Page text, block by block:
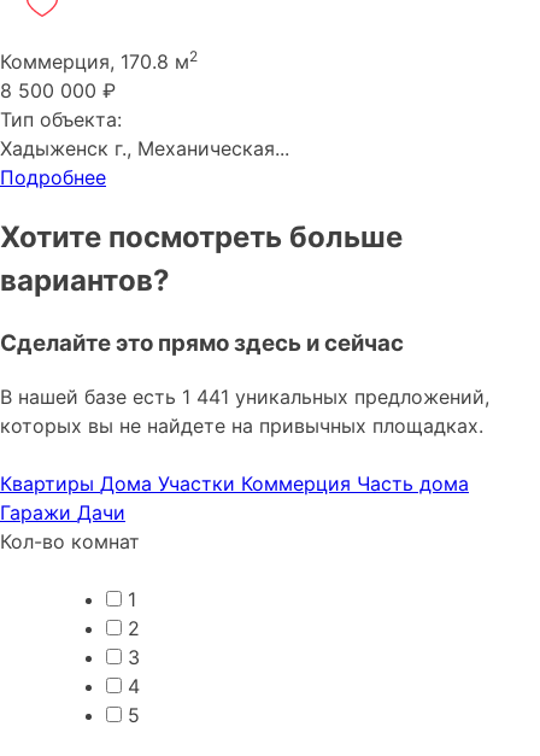
Коммерция, 170.8 м2
8 500 000 ₽
Тип объекта:
Хадыженск г., Механическая...
Подробнее
Хотите посмотреть больше
вариантов?
Сделайте это прямо здесь и сейчас
В нашей базе есть 1 441 уникальных предложений,
которых вы не найдете на привычных площадках.
Квартиры Дома Участки Коммерция Часть дома
Гаражи Дачи
Кол-во комнат
1
2
3
4
5